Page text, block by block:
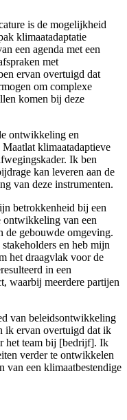
is de mogelijkheid
klimaatadaptatie
een agenda met een
met
ervan overtuigd dat
om complexe
komen bij deze
ontwikkeling en
klimaatadaptieve
Ik ben
kan leveren aan de
van deze instrumenten.
betrokkenheid bij een
ontwikkeling van een
de gebouwde omgeving.
en heb mijn
het draagvlak voor de
in een
waarbij meerdere partijen
van beleidsontwikkeling
ik ervan overtuigd dat ik
het team bij [bedrijf]. Ik
verder te ontwikkelen
van een klimaatbestendige